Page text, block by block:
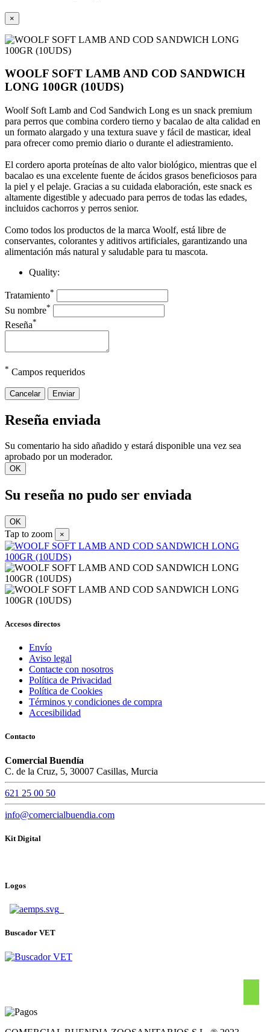
×
WOOLF SOFT LAMB AND COD SANDWICH
LONG 100GR (10UDS)
Woolf Soft Lamb and Cod Sandwich Long es un snack premium
para perros que combina cordero tierno y bacalao de alta calidad en
un formato alargado y una textura suave y fácil de masticar, ideal
para ofrecer como premio diario o durante el adiestramiento.
El cordero aporta proteínas de alto valor biológico, mientras que el
bacalao es una excelente fuente de ácidos grasos beneficiosos para
la piel y el pelaje. Gracias a su cuidada elaboración, este snack es
altamente digestible y adecuado para perros de todas las edades,
incluidos cachorros y perros senior.
Como todos los productos de la marca Woolf, está libre de
conservantes, colorantes y aditivos artificiales, garantizando una
alimentación más natural y saludable para tu mascota.
Quality:
Tratamiento*
Su nombre*
Reseña*
* Campos requeridos
Cancelar Enviar
Reseña enviada
Su comentario ha sido añadido y estará disponible una vez sea
aprobado por un moderador.
OK
Su reseña no pudo ser enviada
OK
Tap to zoom ×
Accesos directos
Envío
Aviso legal
Contacte con nosotros
Política de Privacidad
Política de Cookies
Términos y condiciones de compra
Accesibilidad
Contacto
Comercial Buendía
C. de la Cruz, 5, 30007 Casillas, Murcia
621 25 00 50
info@comercialbuendia.com
Kit Digital
Logos
Buscador VET